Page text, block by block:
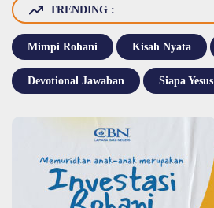
TRENDING :
Mimpi Rohani Kisah Nyata
Devotional Jawaban Siapa Yesus